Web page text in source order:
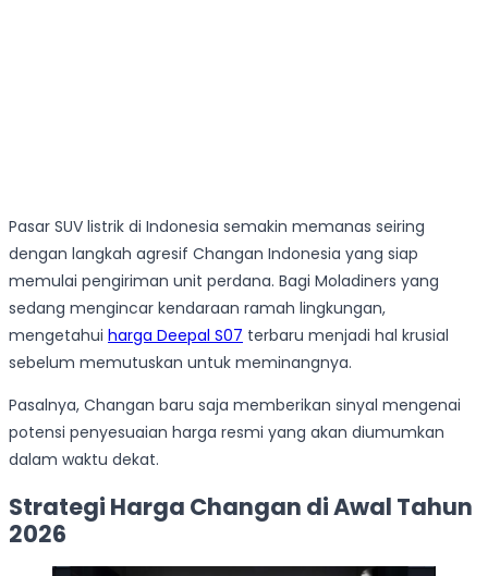
Pasar SUV listrik di Indonesia semakin memanas seiring
dengan langkah agresif Changan Indonesia yang siap
memulai pengiriman unit perdana. Bagi Moladiners yang
sedang mengincar kendaraan ramah lingkungan,
mengetahui harga Deepal S07 terbaru menjadi hal krusial
sebelum memutuskan untuk meminangnya.
Pasalnya, Changan baru saja memberikan sinyal mengenai
potensi penyesuaian harga resmi yang akan diumumkan
dalam waktu dekat.
Strategi Harga Changan di Awal Tahun
2026